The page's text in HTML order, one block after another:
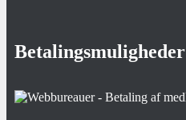
Betalingsmuligheder